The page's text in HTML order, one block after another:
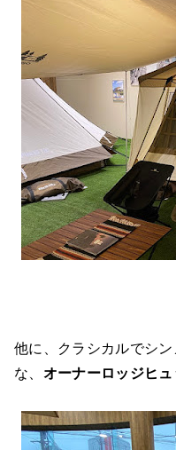
他に、クラシカルでシ
な、 オーナーロッジヒ